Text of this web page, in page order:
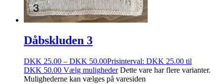
Dåbskluden 3
DKK 25.00 – DKK 50.00Prisinterval: DKK 25.00 til
DKK 50.00 Vælg muligheder Dette vare har flere varianter.
Mulighederne kan vælges på varesiden